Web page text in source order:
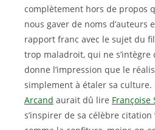
complètement hors de propos
nous gaver de noms d’auteurs
rapport franc avec le sujet du
trop maladroit, qui ne
donne l’impression que le
simplement à étaler sa culture.
Arcand aurait dû lire Françoise
s’inspirer de sa célèbre citation